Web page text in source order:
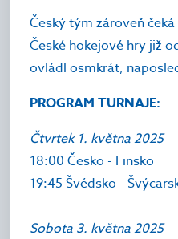
Český tým zároveň
České hokejové hry již
ovládl osmkrát,
PROGRAM TURNAJE:
Čtvrtek 1. května 2025
18:00 Česko - Finsko
19:45 Švédsko -
Sobota 3. května 2025